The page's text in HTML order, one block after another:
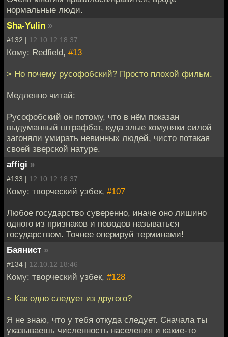
нормальные люди.
Sha-Yulin »
#132 | 12.10.12 18:37
Кому: Redfield, #13
> Но почему русофобский? Просто плохой фильм.
Медленно читай:
Русофобский он потому, что в нём показан
выдуманный штрафбат, куда злые комуняки силой
загоняли умирать невинных людей, чисто потакая
своей зверской натуре.
affigi »
#133 | 12.10.12 18:37
Кому: творческий узбек, #107
Любое государство суверенно, иначе оно лишино
одного из признаков и поводов называться
государством. Точнее оперируй терминами!
Баянист »
#134 | 12.10.12 18:46
Кому: творческий узбек, #128
> Как одно следует из другого?
Я не знаю, что у тебя откуда следует. Сначала ты
указываешь численность населения и какие-то